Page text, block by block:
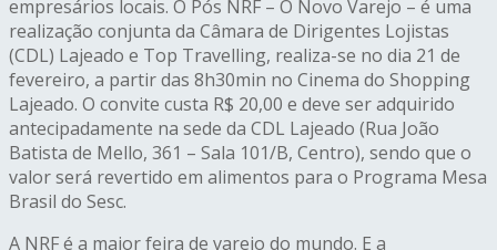
empresários locais. O Pós NRF – O Novo Varejo – é uma
realização conjunta da Câmara de Dirigentes Lojistas
(CDL) Lajeado e Top Travelling, realiza-se no dia 21 de
fevereiro, a partir das 8h30min no Cinema do Shopping
Lajeado. O convite custa R$ 20,00 e deve ser adquirido
antecipadamente na sede da CDL Lajeado (Rua João
Batista de Mello, 361 – Sala 101/B, Centro), sendo que o
valor será revertido em alimentos para o Programa Mesa
Brasil do Sesc.
A NRF é a maior feira de varejo do mundo. E a